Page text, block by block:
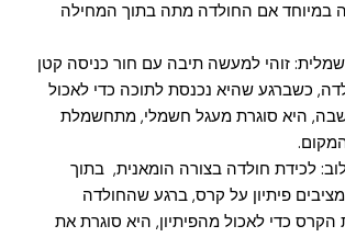
במיוחד אם החולדה מתה בתוך המחילה
זוהי למעשה תיבה עם חור כניסה קטן
כשברגע שהיא נכנסת לתוכה כדי לאכול
שבה, היא סוגרת מעגל חשמלי, מתחשמלת
לכידת חולדה בצורה הומאנית, בתוך
פיתיון על קרס, ברגע שהחולדה
כדי לאכול מהפיתיון, היא סוגרת את